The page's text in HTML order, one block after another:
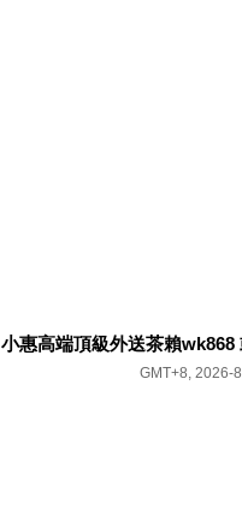
小惠高端頂級外送茶賴
GMT+8, 2026-